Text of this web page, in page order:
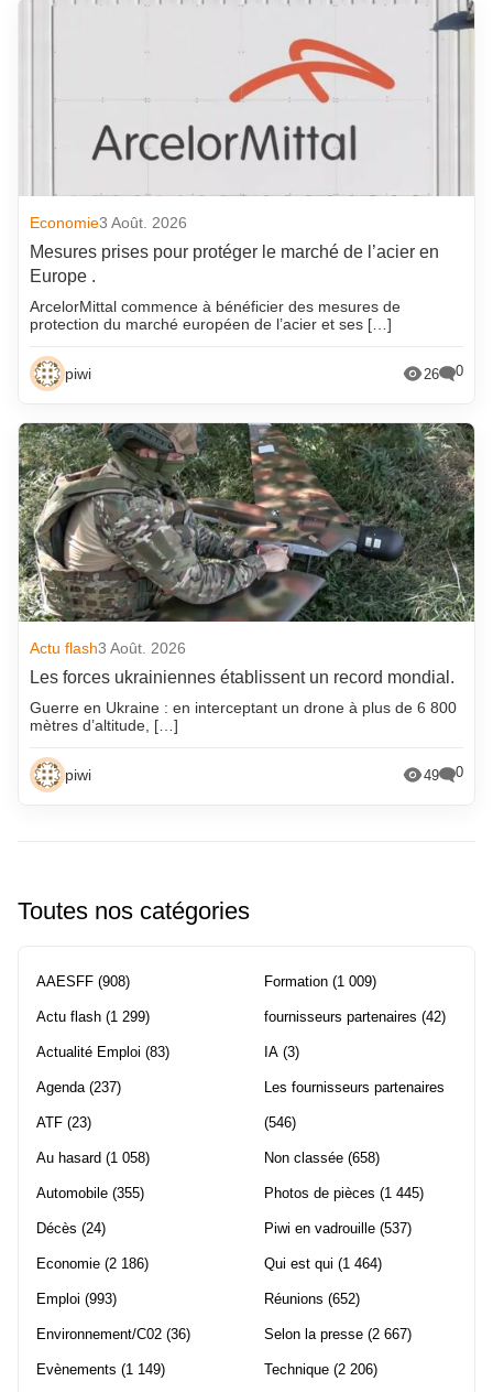
Economie3 Août. 2026
Mesures prises pour protéger le marché de l’acier en
Europe .
ArcelorMittal commence à bénéficier des mesures de
protection du marché européen de l’acier et ses […]
piwi 26 0
Actu flash3 Août. 2026
Les forces ukrainiennes établissent un record mondial.
Guerre en Ukraine : en interceptant un drone à plus de 6 800
mètres d’altitude, […]
piwi 49 0
Toutes nos catégories
AAESFF (908)
Actu flash (1 299)
Actualité Emploi (83)
Agenda (237)
ATF (23)
Au hasard (1 058)
Automobile (355)
Décès (24)
Economie (2 186)
Emploi (993)
Environnement/C02 (36)
Evènements (1 149)
Formation (1 009)
fournisseurs partenaires (42)
IA (3)
Les fournisseurs partenaires
(546)
Non classée (658)
Photos de pièces (1 445)
Piwi en vadrouille (537)
Qui est qui (1 464)
Réunions (652)
Selon la presse (2 667)
Technique (2 206)